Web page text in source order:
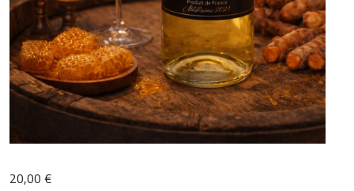
20,00€